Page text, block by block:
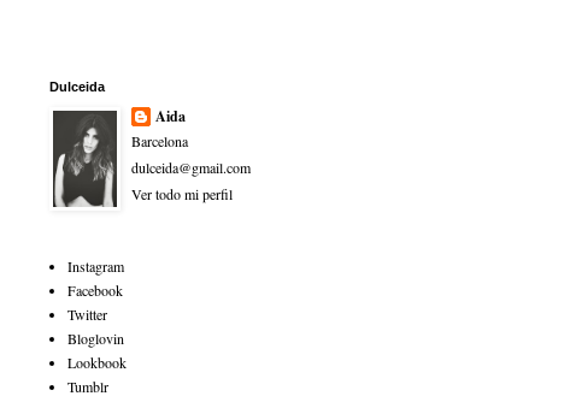
Dulceida
Aida
Barcelona
dulceida@gmail.com
Ver todo mi perfil
Instagram
Facebook
Twitter
Bloglovin
Lookbook
Tumblr